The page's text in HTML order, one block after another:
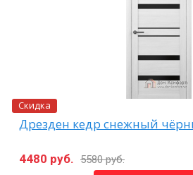
Скидка
Дрезден кедр снежный
4480 руб. 5580 руб.